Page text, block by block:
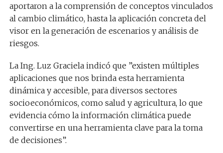
aportaron a la comprensión de conceptos vinculados
al cambio climático, hasta la aplicación concreta del
visor en la generación de escenarios y análisis de
riesgos.
La Ing. Luz Graciela indicó que ”existen múltiples
aplicaciones que nos brinda esta herramienta
dinámica y accesible, para diversos sectores
socioeconómicos, como salud y agricultura, lo que
evidencia cómo la información climática puede
convertirse en una herramienta clave para la toma
de decisiones”.